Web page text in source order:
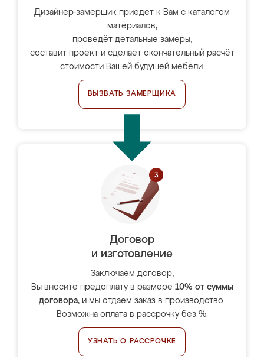
Дизайнер-замерщик приедет к Вам с каталогом
материалов,
проведёт детальные замеры,
составит проект и сделает окончательный расчёт
стоимости Вашей будущей мебели.
ВЫЗВАТЬ ЗАМЕРЩИКА
Договор
и изготовление
Заключаем договор,
Вы вносите предоплату в размере 10% от суммы
договора, и мы отдаём заказ в производство.
Возможна оплата в рассрочку без %.
УЗНАТЬ О РАССРОЧКЕ